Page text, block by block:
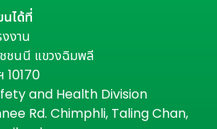
ได้ที่
งาน
ชนนี แขวงฉิมพลี
10170
and Health Division
Rd. Chimphli, Taling Chan,